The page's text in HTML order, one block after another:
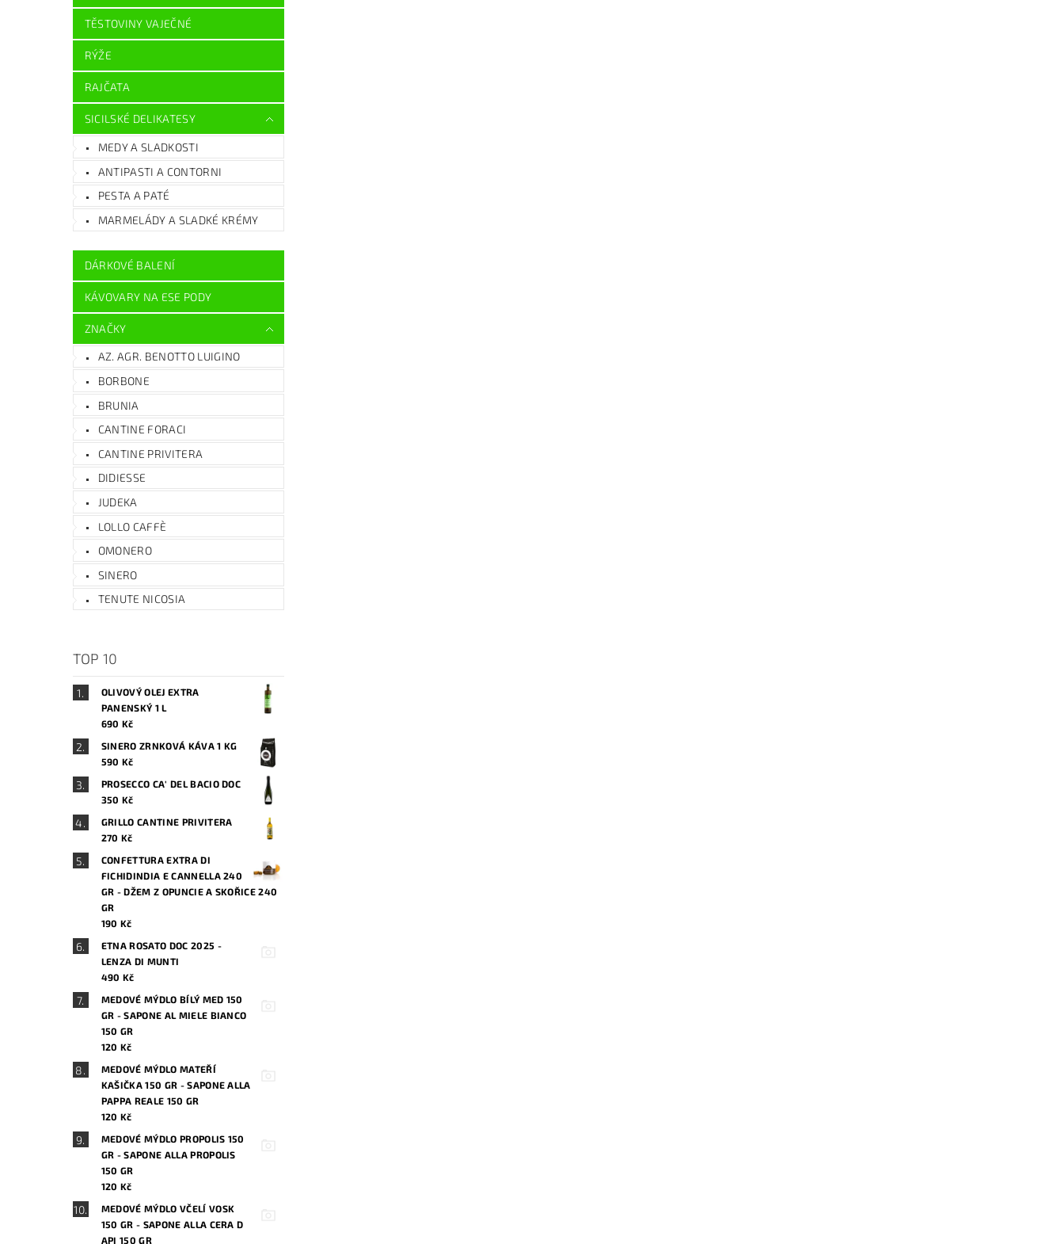
TĚSTOVINY VAJEČNÉ
RÝŽE
RAJČATA
SICILSKÉ DELIKATESY
MEDY A SLADKOSTI
ANTIPASTI A CONTORNI
PESTA A PATÉ
MARMELÁDY A SLADKÉ KRÉMY
DÁRKOVÉ BALENÍ
KÁVOVARY NA ESE PODY
ZNAČKY
AZ. AGR. BENOTTO LUIGINO
BORBONE
BRUNIA
CANTINE FORACI
CANTINE PRIVITERA
DIDIESSE
JUDEKA
LOLLO CAFFÈ
OMONERO
SINERO
TENUTE NICOSIA
TOP 10
OLIVOVÝ OLEJ EXTRA
PANENSKÝ 1 L
690 Kč
SINERO ZRNKOVÁ KÁVA 1 KG
590 Kč
PROSECCO CA' DEL BACIO DOC
350 Kč
GRILLO CANTINE PRIVITERA
270 Kč
CONFETTURA EXTRA DI
FICHIDINDIA E CANNELLA 240
GR - DŽEM Z OPUNCIE A SKOŘICE 240
GR
190 Kč
ETNA ROSATO DOC 2025 -
LENZA DI MUNTI
490 Kč
MEDOVÉ MÝDLO BÍLÝ MED 150
GR - SAPONE AL MIELE BIANCO
150 GR
120 Kč
MEDOVÉ MÝDLO MATEŘÍ
KAŠIČKA 150 GR - SAPONE ALLA
PAPPA REALE 150 GR
120 Kč
MEDOVÉ MÝDLO PROPOLIS 150
GR - SAPONE ALLA PROPOLIS
150 GR
120 Kč
MEDOVÉ MÝDLO VČELÍ VOSK
150 GR - SAPONE ALLA CERA D
API 150 GR